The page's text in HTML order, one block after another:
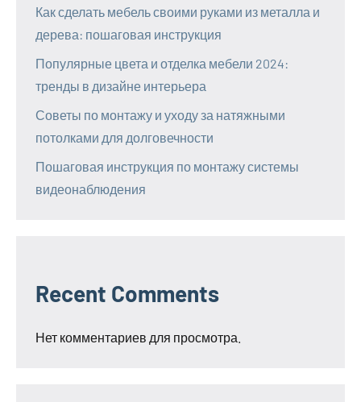
Как сделать мебель своими руками из металла и
дерева: пошаговая инструкция
Популярные цвета и отделка мебели 2024:
тренды в дизайне интерьера
Советы по монтажу и уходу за натяжными
потолками для долговечности
Пошаговая инструкция по монтажу системы
видеонаблюдения
Recent Comments
Нет комментариев для просмотра.